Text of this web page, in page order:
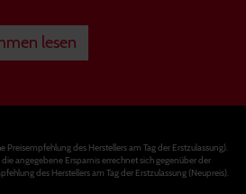
lesen
des Herstellers am Tag der Erstzulassung).
angegebene Ersparnis errechnet sich gegenüber der
des Herstellers am Tag der Erstzulassung (Neupreis).